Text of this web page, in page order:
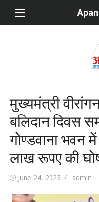
मुख्यमंत्री
बलिदान दिवस
गोण्डवाना भवन
लाख रूपए की
Posted
June 24, 2023 Author
admin